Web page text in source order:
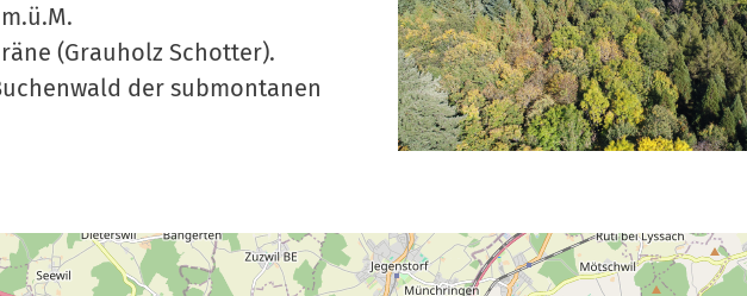
(Grauholz Schotter).
der submontanen